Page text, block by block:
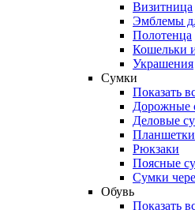
Визитница
Эмблемы
Полотенца
Кошельки
Украшения
Сумки
Показать
Дорожные
Деловые
Планшетки
Рюкзаки
Поясные
Сумки
Обувь
Показать